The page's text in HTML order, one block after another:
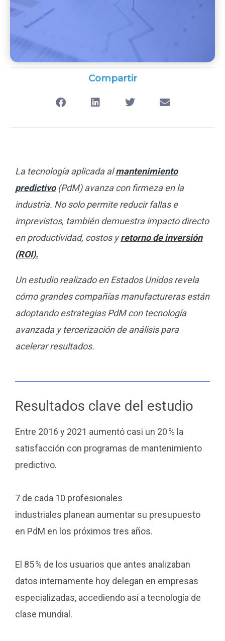
Compartir
La tecnología aplicada almantenimiento
predictivo(PdM) avanza con firmeza en la
industria. No solo permite reducir fallas e
imprevistos, también demuestra impacto directo
en productividad, costos yretorno de inversión
(ROI).
Un estudio realizado en Estados Unidos revela
cómo grandes compañías manufactureras están
adoptando estrategias PdM con tecnología
avanzada y tercerización de análisis para
acelerar resultados.
Resultados clave del estudio
Entre 2016 y 2021 aumentó casi un 20 % la
satisfacción con programas de mantenimiento
predictivo.
7 de cada 10 profesionales
industriales planean aumentar su presupuesto
en PdM en los próximos tres años.
El 85 % de los usuarios que antes analizaban
datos internamente hoy delegan en empresas
especializadas, accediendo así a tecnología de
clase mundial.